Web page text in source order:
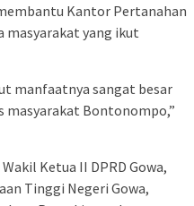
Kantor Pertanahan
masyarakat yang ikut
manfaatnya sangat besar
masyarakat Bontonompo,”
Ketua II DPRD Gowa,
Tinggi Negeri Gowa,